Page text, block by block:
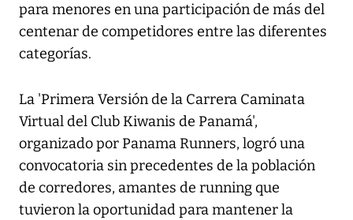
para menores en una participación de más del
centenar de competidores entre las diferentes
categorías.
La 'Primera Versión de la Carrera Caminata
Virtual del Club Kiwanis de Panamá',
organizado por Panama Runners, logró una
convocatoria sin precedentes de la población
de corredores, amantes de running que
tuvieron la oportunidad para mantener la